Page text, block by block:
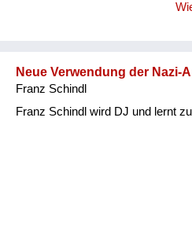
Neue Verwendung der Nazi-
Franz Schindl
Franz Schindl wird DJ und lernt